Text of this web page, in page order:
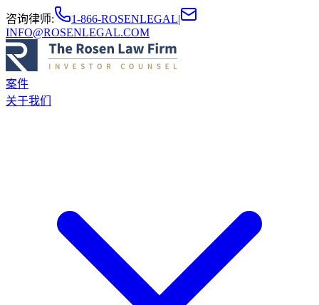
咨询律师: 1-866-ROSENLEGAL|
INFO@ROSENLEGAL.COM
案件
关于我们